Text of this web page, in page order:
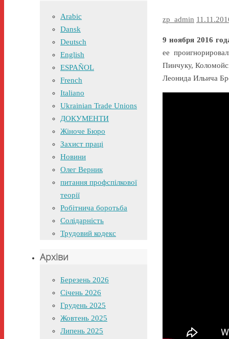
zp_admin
9 ноября 2016
ее
Пинчуку,
Леонида Ильича
Arabic
Dansk
Deutsch
English
ESPAÑOL
French
Italiano
Ukrainian Trade Unions
ДОКУМЕНТИ
Жіноче Бюро
Захист праці
Новини
Олег Верник
питання профспілкової
теорії
Робітнича боротьба
Солідарність
Трудовий кодекс
Архіви
Березень 2026
Січень 2026
Грудень 2025
Жовтень 2025
Липень 2025